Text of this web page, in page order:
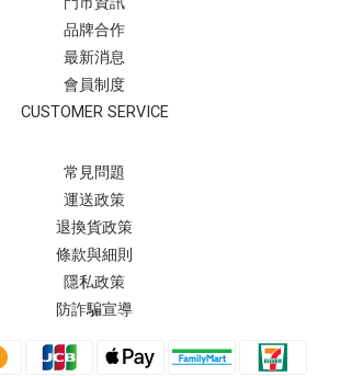
品牌合作
最新消息
會員制度
CUSTOMER SERVICE
常見問題
運送政策
退換貨政策
條款與細則
隱私政策
防詐騙宣導